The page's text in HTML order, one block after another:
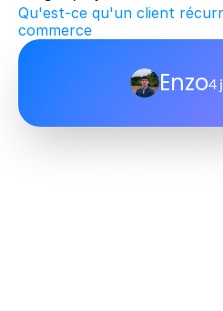
Qu'est-ce qu'un client
commerce
Enzo4